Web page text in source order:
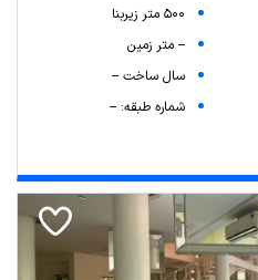
500 متر زیربنا
-- متر زمین
سال ساخت --
شماره طبقه: --